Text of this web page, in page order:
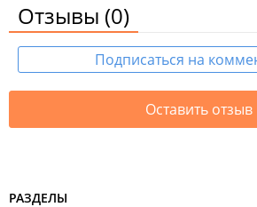
Отзывы (0)
Подписаться на
Оставить отзыв
РАЗДЕЛЫ